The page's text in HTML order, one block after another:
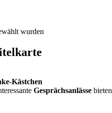
wurden
Kästchen
Gesprächsanlässe bieten